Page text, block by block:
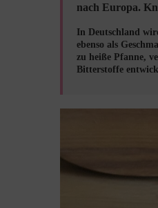
nach Europa.
In Deutschland
ebenso als
zu heiße Pfanne,
Bitterstoffe